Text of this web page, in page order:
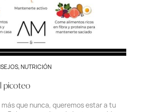
,NUTRICIÓN
picoteo
que nunca, queremos estar a tu